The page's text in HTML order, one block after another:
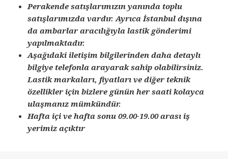
Perakende satışlarımızın yanında toplu
satışlarımızda vardır. Ayrıca İstanbul dışına
da ambarlar aracılığıyla lastik gönderimi
yapılmaktadır.
Aşağıdaki iletişim bilgilerinden daha detaylı
bilgiye telefonla arayarak sahip olabilirsiniz.
Lastik markaları, fiyatları ve diğer teknik
özellikler için bizlere günün her saati kolayca
ulaşmanız mümkündür.
Hafta içi ve hafta sonu 09.00-19.00 arası iş
yerimiz açıktır